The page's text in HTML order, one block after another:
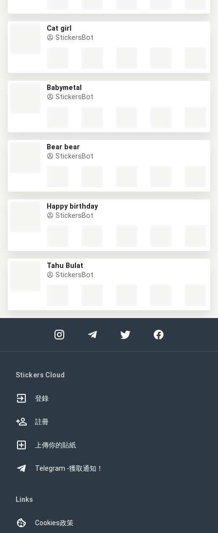
Cat girl
StickersBot
Babymetal
StickersBot
Bear bear
StickersBot
Happy birthday
StickersBot
Tahu Bulat
StickersBot
Stickers Cloud
登錄
註冊
上傳你的貼紙
Telegram -獲取通知！
Links
Cookies政策